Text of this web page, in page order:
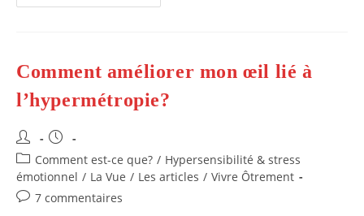
Essentielles
Comment améliorer mon œil lié à
l’hypermétropie?
Auteur/autrice
de
la
publication :
Publication
publiée :
Post
category:
Comment est-ce que? / Hypersensibilité & stress
émotionnel / La Vue / Les articles / Vivre Ôtrement
Commentaires
7 commentaires